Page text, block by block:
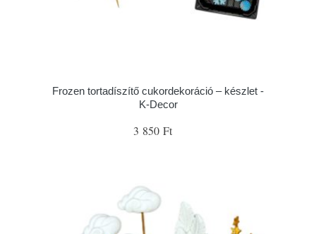
Frozen tortadíszítő cukordekoráció – készlet -
K-Decor
3 850 Ft